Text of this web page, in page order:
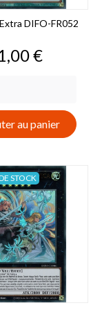
DIFO-FR052
€
au panier
STOCK